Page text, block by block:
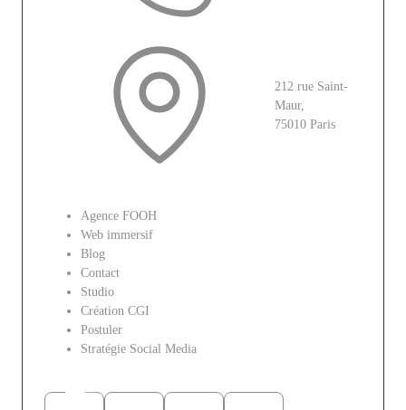
212 rue Saint-
Maur,
75010 Paris
Agence FOOH
Web immersif
Blog
Contact
Studio
Création CGI
Postuler
Stratégie Social Media